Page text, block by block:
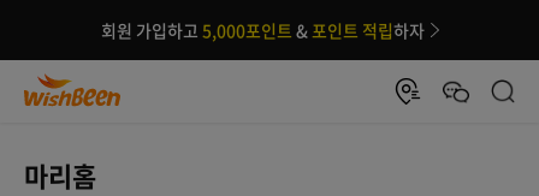
회원 가입하고 5,000포인트 &포인트 적립하자
마리홈